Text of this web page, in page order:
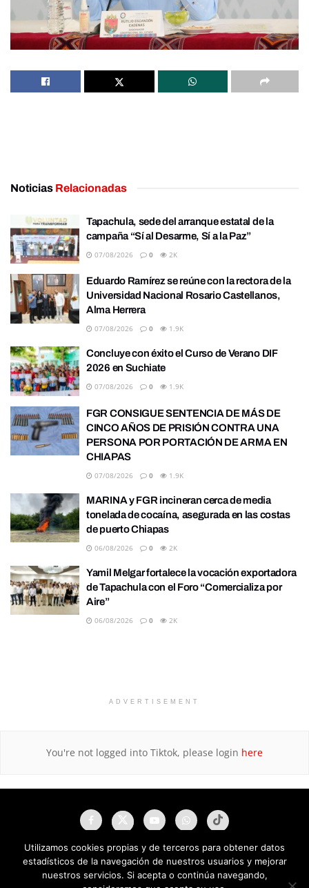
Noticias Relacionadas
Tapachula, sede del arranque estatal de la
campaña “Sí al Desarme, Sí a la Paz”
07/08/2026 0 2K
Eduardo Ramírez se reúne con la rectora de la
Universidad Nacional Rosario Castellanos,
Alma Herrera
07/08/2026 0 1.9K
Concluye con éxito el Curso de Verano DIF
2026 en Suchiate
07/08/2026 0 1.9K
FGR CONSIGUE SENTENCIA DE MÁS DE
CINCO AÑOS DE PRISIÓN CONTRA UNA
PERSONA POR PORTACIÓN DE ARMA EN
CHIAPAS
07/08/2026 0 1.9K
MARINA y FGR incineran cerca de media
tonelada de cocaína, asegurada en las costas
de puerto Chiapas
06/08/2026 0 2K
Yamil Melgar fortalece la vocación exportadora
de Tapachula con el Foro “Comercializa por
Aire”
06/08/2026 0 2K
ADVERTISEMENT
You're not logged into Tiktok, please login here
Utilizamos cookies propias y de terceros para obtener datos
estadísticos de la navegación de nuestros usuarios y mejorar
nuestros servicios. Si acepta o continúa navegando,